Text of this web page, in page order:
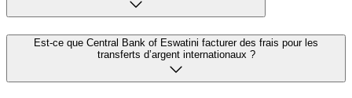
Est-ce que Central Bank of Eswatini facturer des frais pour les
transferts d’argent internationaux ?